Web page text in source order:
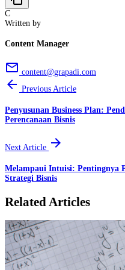
C
Written by
Content Manager
email content@grapadi.com
arrow_back Previous Article
Penyusunan Business Plan:
Perencanaan Bisnis
Next Article arrow_forward
Melampaui Intuisi: Pentingnya
Strategi Bisnis
Related Articles